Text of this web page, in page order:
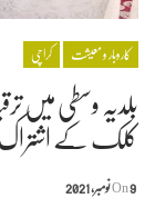
کاروبار و معیشت کراچی
بلدیہ وسطی میں
کلک کے اشتراک
On 9 نومبر, 2021